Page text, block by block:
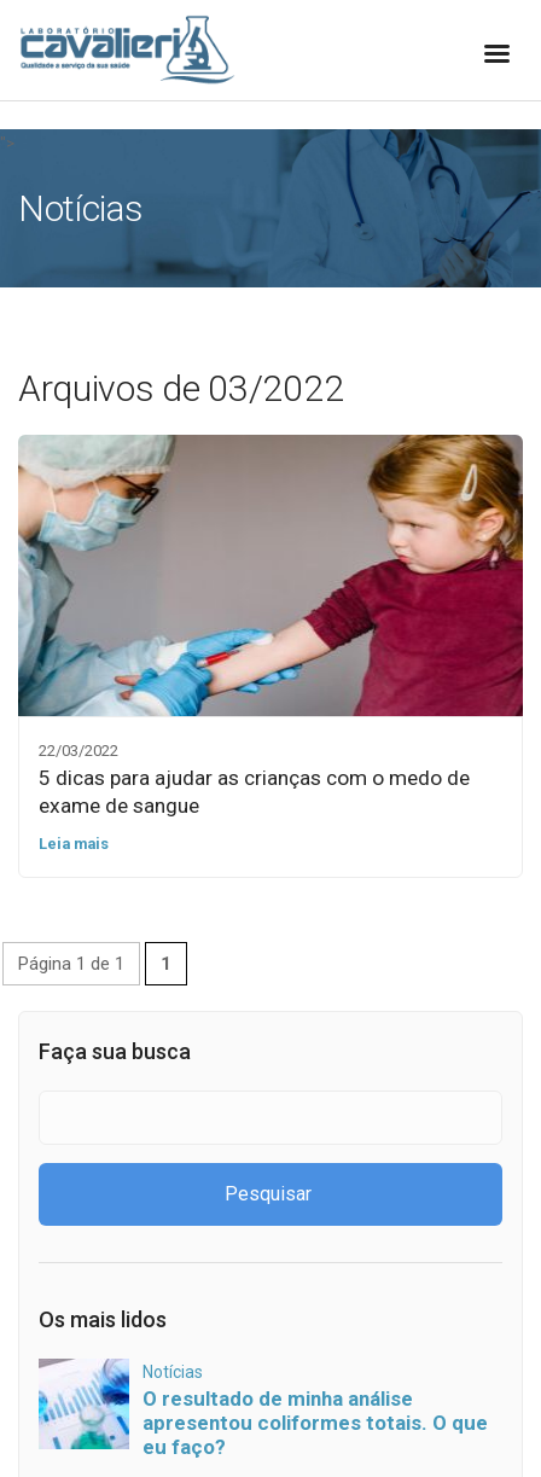
[elfsight_whatsapp_chat id="1"]
">
Notícias
Arquivos de 03/2022
22/03/2022
5 dicas para ajudar as crianças com o medo de
exame de sangue
Leia mais
Página 1 de 1 1
Faça sua busca
Os mais lidos